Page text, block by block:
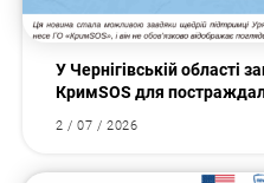
У Чернігівській області
КримSOS для
2 / 07 / 2026